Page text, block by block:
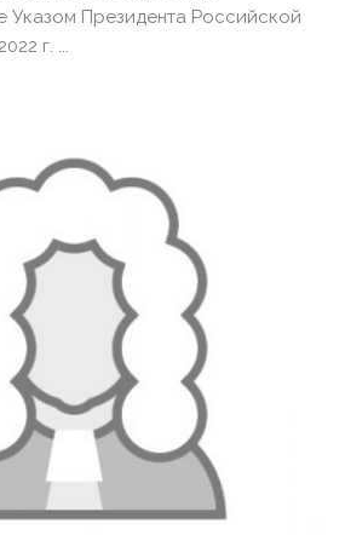
Указом Президента Российской
г. ...